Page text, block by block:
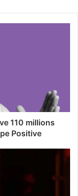
110 millions
Positive